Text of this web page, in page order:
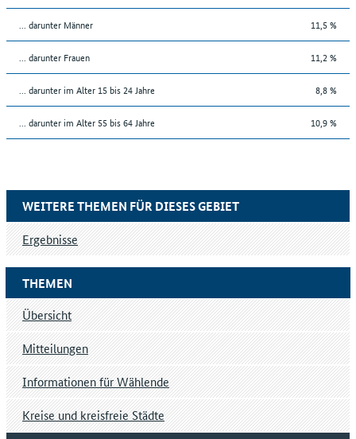
... darunter Männer 11,5 %
... darunter Frauen 11,2 %
... darunter im Alter 15 bis 24 Jahre 8,8 %
... darunter im Alter 55 bis 64 Jahre 10,9 %
THEMEN
Übersicht
Mitteilungen
Informationen für Wählende
Kreise und kreisfreie Städte
WEITERE THEMEN FÜR DIESES GEBIET
Ergebnisse